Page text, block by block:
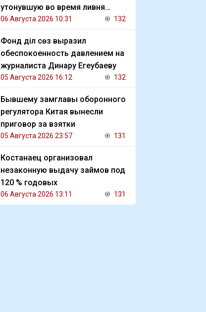
утонувшую во время ливня
иномарку
06 Августа 2026 10:31 132
Фонд Әділ сөз выразил
обеспокоенность давлением на
журналиста Динару Егеубаеву
05 Августа 2026 16:12 132
Бывшему замглавы оборонного
регулятора Китая вынесли
приговор за взятки
05 Августа 2026 23:57 131
Костанаец организовал
незаконную выдачу займов под
120 % годовых
06 Августа 2026 13:11 131